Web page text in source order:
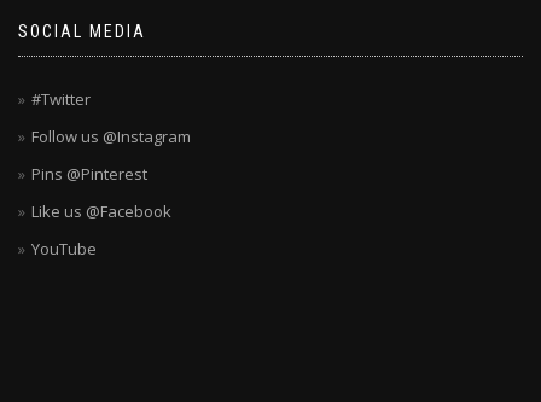
SOCIAL MEDIA
#Twitter
Follow us @Instagram
Pins @Pinterest
Like us @Facebook
YouTube